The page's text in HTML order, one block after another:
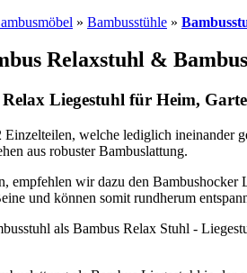
» Bambusstühle »
Relaxstuhl &
Liegestuhl für Heim,
Einzelteilen, welche lediglich ineinander
aus robuster Bambuslattung.
empfehlen wir dazu den
und können somit rundherum
als Bambus Relax Stuhl -